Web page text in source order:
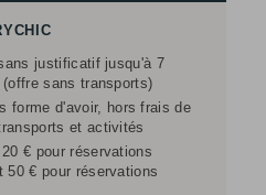
justificatif jusqu'à 7
sans transports)
forme d'avoir, hors frais de
et activités
€ pour réservations
50 € pour réservations